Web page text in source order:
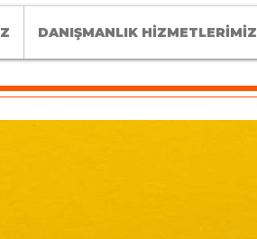
DANIŞMANLIK HİZMETLERİMİZ